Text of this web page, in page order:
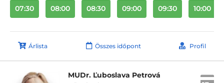
07:30 08:00 08:30 09:00 09:30 10:00
Árlista Összes időpont Profil
MUDr. Ľuboslava Petrová